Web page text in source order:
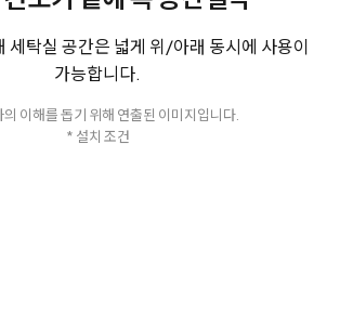
세탁실 공간은 넓게 위/아래 동시에 사용이
가능합니다.
이해를 돕기 위해 연출된 이미지입니다.
* 설치 조건